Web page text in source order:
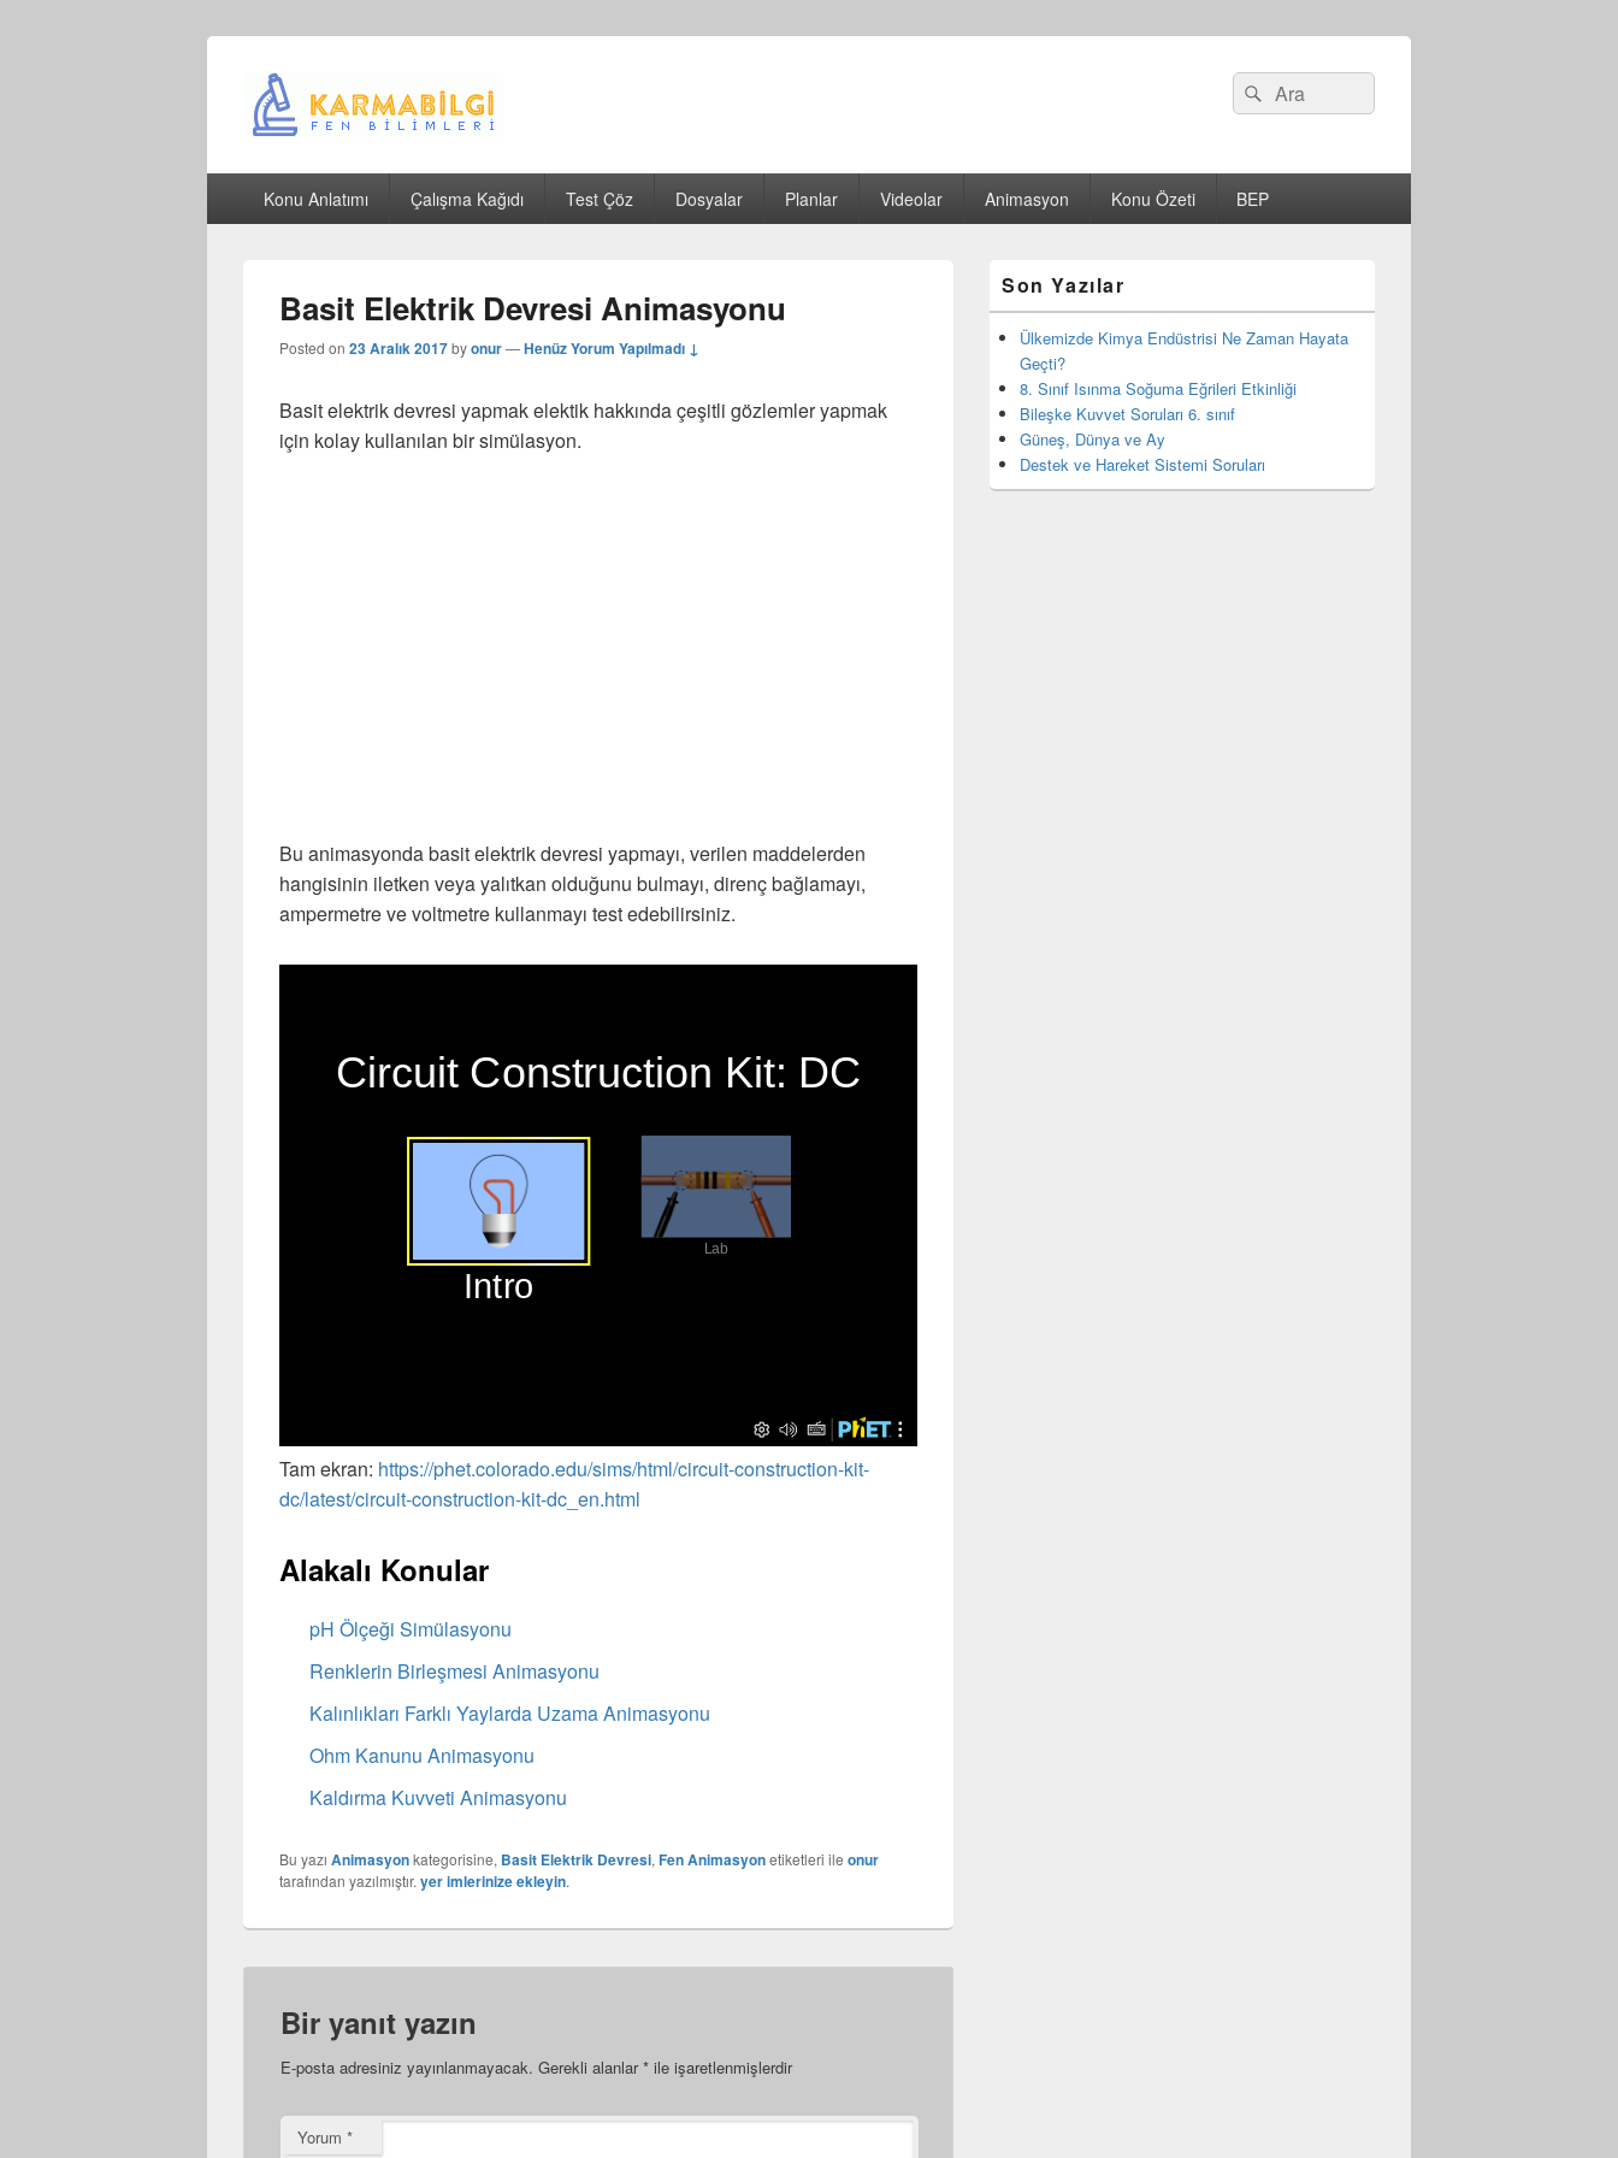
Search
for:
Ara
Konu Anlatımı Çalışma Kağıdı Test Çöz Dosyalar Planlar Videolar Animasyon Konu Özeti BEP
Basit Elektrik Devresi Animasyonu
Posted on 23 Aralık 2017byonur—Henüz Yorum Yapılmadı ↓
Basit elektrik devresi yapmak elektik hakkında çeşitli gözlemler yapmak
için kolay kullanılan bir simülasyon.
Bu animasyonda basit elektrik devresi yapmayı, verilen maddelerden
hangisinin iletken veya yalıtkan olduğunu bulmayı, direnç bağlamayı,
ampermetre ve voltmetre kullanmayı test edebilirsiniz.
Tam ekran: https://phet.colorado.edu/sims/html/circuit-construction-kit-
dc/latest/circuit-construction-kit-dc_en.html
Alakalı Konular
pH Ölçeği Simülasyonu
Renklerin Birleşmesi Animasyonu
Kalınlıkları Farklı Yaylarda Uzama Animasyonu
Ohm Kanunu Animasyonu
Kaldırma Kuvveti Animasyonu
Bu yazı Animasyonkategorisine, Basit Elektrik Devresi, Fen Animasyonetiketleri ile onur
tarafından yazılmıştır. yer imlerinize ekleyin.
Bir yanıt yazın
E-posta adresiniz yayınlanmayacak. Gerekli alanlar* ile işaretlenmişlerdir
Yorum *
yan
bar
eklenti
bölgesi
Son Yazılar
Ülkemizde Kimya Endüstrisi Ne Zaman Hayata
Geçti?
8. Sınıf Isınma Soğuma Eğrileri Etkinliği
Bileşke Kuvvet Soruları 6. sınıf
Güneş, Dünya ve Ay
Destek ve Hareket Sistemi Soruları